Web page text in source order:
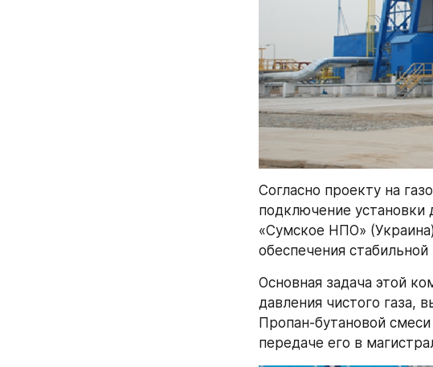
Согласно проекту на
подключение установки
«Сумское НПО»
обеспечения
Основная задача этой
давления чистого газа,
Пропан-бутановой
передаче его в